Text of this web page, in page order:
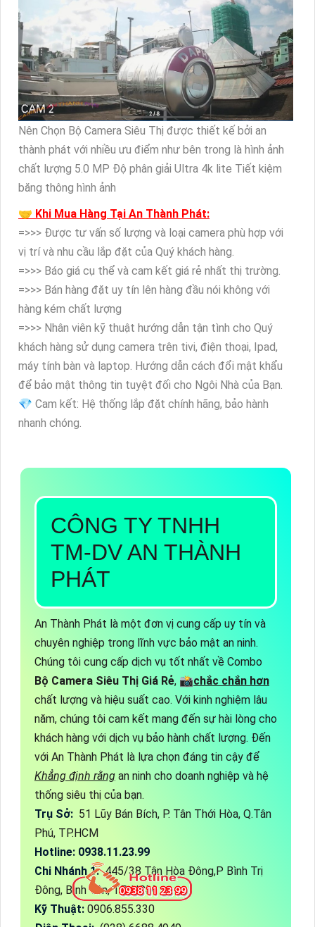
Nên Chọn Bộ Camera Siêu Thị được thiết kế bởi an
thành phát với nhiều ưu điểm như bên trong là hình ảnh
chất lượng 5.0 MP Độ phân giải Ultra 4k lite Tiết kiệm
băng thông hình ảnh
🤝 Khi Mua Hàng Tại An Thành Phát:
=>>> Được tư vấn số lượng và loại camera phù hợp với
vị trí và nhu cầu lắp đặt của Quý khách hàng.
=>>> Báo giá cụ thể và cam kết giá rẻ nhất thị trường.
=>>> Bán hàng đặt uy tín lên hàng đầu nói không với
hàng kém chất lượng
=>>> Nhân viên kỹ thuật hướng dẫn tận tình cho Quý
khách hàng sử dụng camera trên tivi, điện thoại, Ipad,
máy tính bàn và laptop. Hướng dẫn cách đổi mật khẩu
để bảo mật thông tin tuyệt đối cho Ngôi Nhà của Bạn.
💎 Cam kết: Hệ thống lắp đặt chính hãng, bảo hành
nhanh chóng.
CÔNG TY TNHH
TM-DV AN THÀNH
PHÁT
An Thành Phát là một đơn vị cung cấp uy tín và
chuyên nghiệp trong lĩnh vực bảo mật an ninh.
Chúng tôi cung cấp dịch vụ tốt nhất về Combo
Bộ Camera Siêu Thị Giá Rẻ, 📸chắc chắn hơn
chất lượng và hiệu suất cao. Với kinh nghiệm lâu
năm, chúng tôi cam kết mang đến sự hài lòng cho
khách hàng với dịch vụ bảo hành chất lượng. Đến
với An Thành Phát là lựa chọn đáng tin cậy để
Khẳng định rằng an ninh cho doanh nghiệp và hệ
thống siêu thị của bạn.
Trụ Sở: 51 Lũy Bán Bích, P. Tân Thới Hòa, Q.Tân
Phú, TP.HCM
Hotline: 0938.11.23.99
Chi Nhánh 1:445/38 Tân Hòa Đông,P Bình Trị
Đông, Bình Tân, TP HCM
Kỹ Thuật: 0906.855.330